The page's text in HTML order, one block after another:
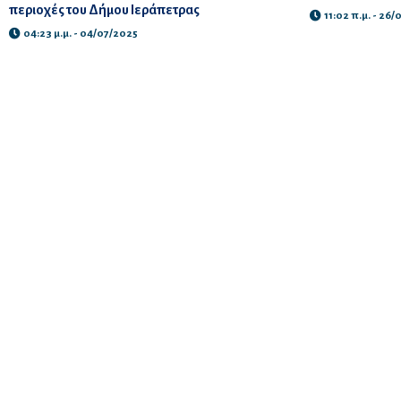
περιοχές του Δήμου Ιεράπετρας
04:23 μ.μ. - 04/07/2025
11:02 π.μ. - 26/